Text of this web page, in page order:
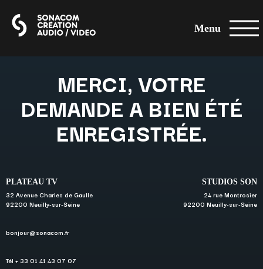
Menu
MERCI, VOTRE
DEMANDE A BIEN ÉTÉ
ENREGISTRÉE.
PLATEAU TV
32 Avenue Charles de Gaulle
92200 Neuilly-sur-Seine
bonjour@sonacom.fr
Tél + 33 01 41 43 07 07
STUDIOS SON
24 rue Montrosier
92200 Neuilly-sur-Seine